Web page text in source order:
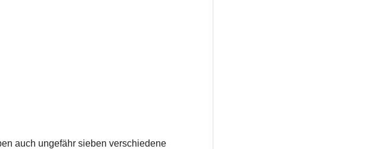
auch ungefähr sieben verschiedene